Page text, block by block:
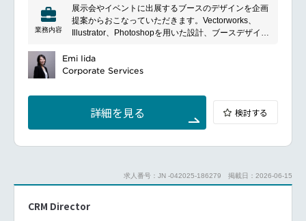
じてデジタルでのエンゲージメントを強化する
PRチームと密に連携し、同社ブランドの露出を、自
社メディア・ソーシャルメディア・ペイドメディア全
外部代理店と協力し、高品質なアウトプットを効率的
に提供するとともに、マーケティング全体のパフォー
業務内容
展示会やイベントに出展するブースのデザインを企画
提案からおこなっていただきます。Vectorworks、
Illustrator、Photoshopを用いた設計、ブースデザイン
ゲーム系、医療系のクライアントが多め
営業担当とお客様のところへ同行して打ち合わせをす
BtoB展示会基礎図面（外装図一式）制作
Emi Iida
Corporate Services
詳細を見る 検討する
求人番号：JN -042025-186279 掲載日：2026-06-15
CRM Director